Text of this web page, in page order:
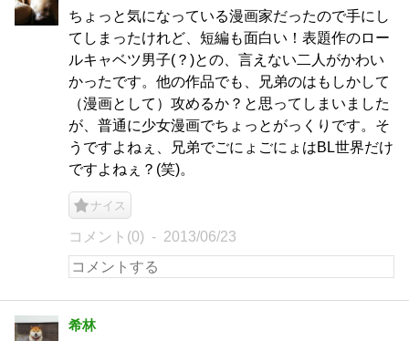
ちょっと気になっている漫画家だったので手にし
てしまったけれど、短編も面白い！表題作のロー
ルキャベツ男子(？)との、言えない二人がかわい
かったです。他の作品でも、兄弟のはもしかして
（漫画として）攻めるか？と思ってしまいました
が、普通に少女漫画でちょっとがっくりです。そ
うですよねぇ、兄弟でごにょごにょはBL世界だけ
ですよねぇ？(笑)。
ナイス
コメント(0) 2013/06/23
希林